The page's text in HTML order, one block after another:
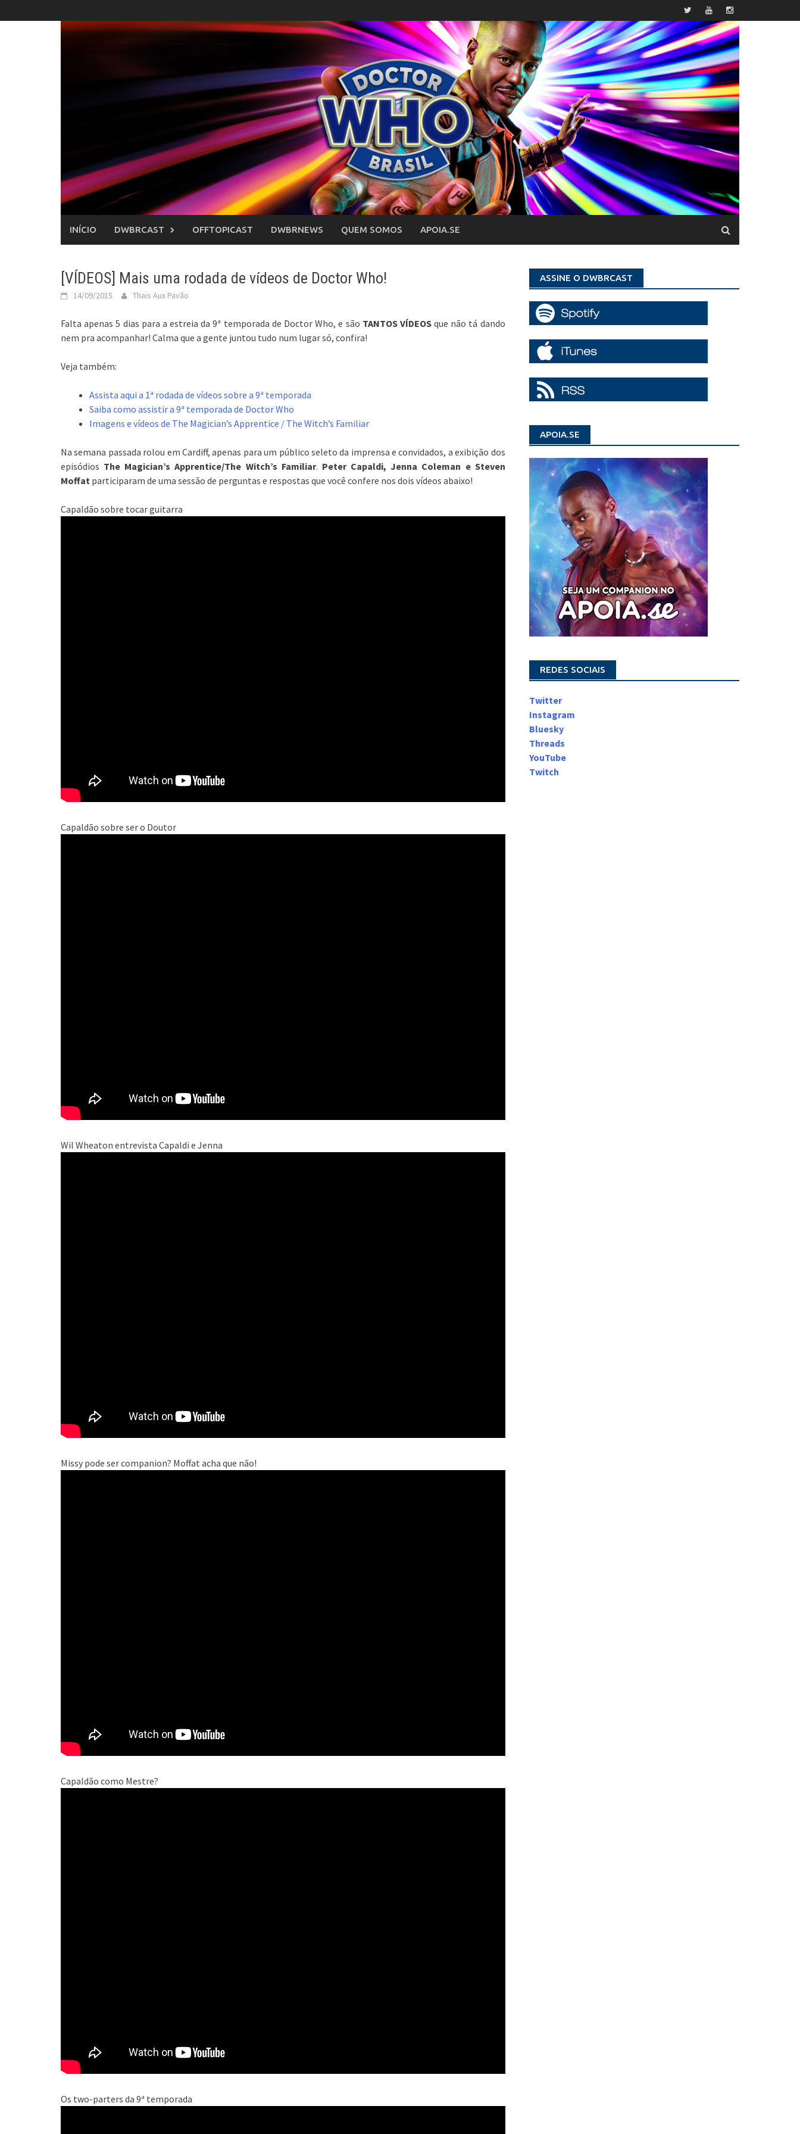
to
INÍCIO DWBRCAST OFFTOPICAST DWBRNEWS QUEM SOMOS APOIA.SE
[VÍDEOS] Mais uma rodada de vídeos de Doctor Who!
14/09/2015 Thais Aux Pavão
Falta apenas 5 dias para a estreia da 9ª temporada de Doctor Who, e são TANTOS VÍDEOSque não tá dando
nem pra acompanhar! Calma que a gente juntou tudo num lugar só, confira!
Veja também:
Assista aqui a 1ª rodada de vídeos sobre a 9ª temporada
Saiba como assistir a 9ª temporada de Doctor Who
Imagens e vídeos de The Magician’s Apprentice / The Witch’s Familiar
Na semana passada rolou em Cardiff, apenas para um público seleto da imprensa e convidados, a exibição dos
episódios The Magician’s Apprentice/The Witch’s Familiar. Peter Capaldi, Jenna Coleman e Steven
Moffat participaram de uma sessão de perguntas e respostas que você confere nos dois vídeos abaixo!
Capaldão sobre tocar guitarra
Capaldão sobre ser o Doutor
Wil Wheaton entrevista Capaldi e Jenna
Missy pode ser companion? Moffat acha que não!
Capaldão como Mestre?
Os two-parters da 9ª temporada
ASSINE O DWBRCAST
APOIA.SE
REDES SOCIAIS
Twitter
Instagram
Bluesky
Threads
YouTube
Twitch